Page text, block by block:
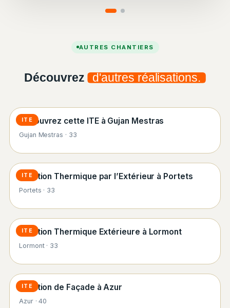
AUTRES CHANTIERS
Découvrez d'autres réalisations.
ITE
Découvrez cette ITE à Gujan Mestras
Gujan Mestras · 33
ITE
Isolation Thermique par l’Extérieur à Portets
Portets · 33
ITE
Isolation Thermique Extérieure à Lormont
Lormont · 33
ITE
Isolation de Façade à Azur
Azur · 40